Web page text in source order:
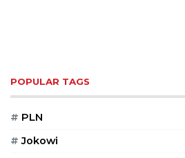
POPULAR TAGS
# PLN
# Jokowi